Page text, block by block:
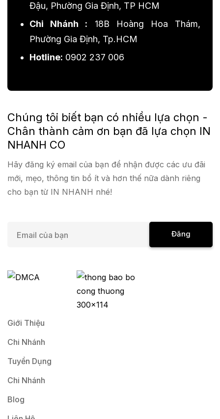
Đậu, Phường Gia Định, TP HCM
Chi Nhánh : 18B Hoàng Hoa Thám,
Phường Gia Định, Tp.HCM
Hotline: 0902 237 006
Chúng tôi biết bạn có nhiều lựa chọn -
Chân thành cảm ơn bạn đã lựa chọn IN
NHANH CO
Hãy đăng ký email của bạn để nhận được các ưu đãi
mới, mẹo, thông tin bổ ít và hơn thế nữa dành riêng
cho bạn từ IN NHANH nhé!
i
Đăng
Giới Thiệu
Chi Nhánh
Tuyển Dụng
Chi Nhánh
Blog